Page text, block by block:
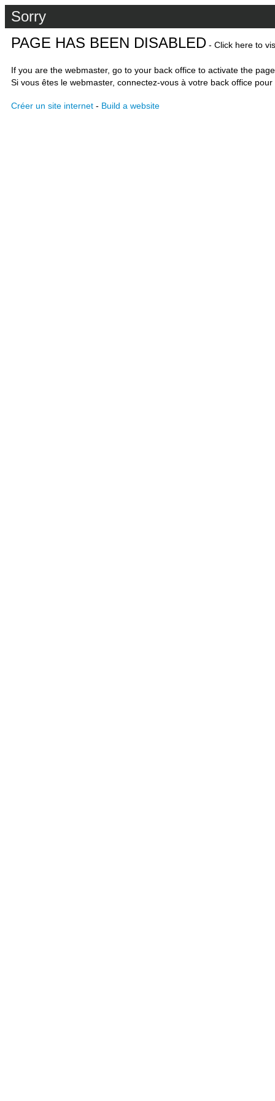
Sorry
PAGE HAS BEEN DISABLED - Click here to
If you are the webmaster, go to your back office to activate the
Si vous êtes le webmaster, connectez-vous à votre back office
Créer un site internet - Build a website